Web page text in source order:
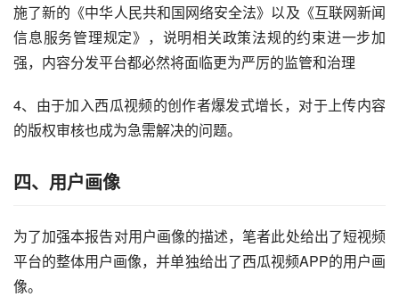
施了新的《中华人民共和国网络安全法》以及《互联网新闻
信息服务管理规定》，说明相关政策法规的约束进一步加
强，内容分发平台都必然将面临更为严厉的监管和治理
4、由于加入西瓜视频的创作者爆发式增长，对于上传内容
的版权审核也成为急需解决的问题。
四、用户画像
为了加强本报告对用户画像的描述，笔者此处给出了短视频
平台的整体用户画像，并单独给出了西瓜视频APP的用户画
像。